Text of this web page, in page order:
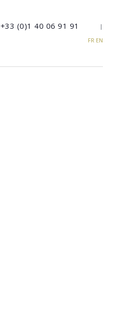
+33 (0)1 40 06 91 91
|
FR EN